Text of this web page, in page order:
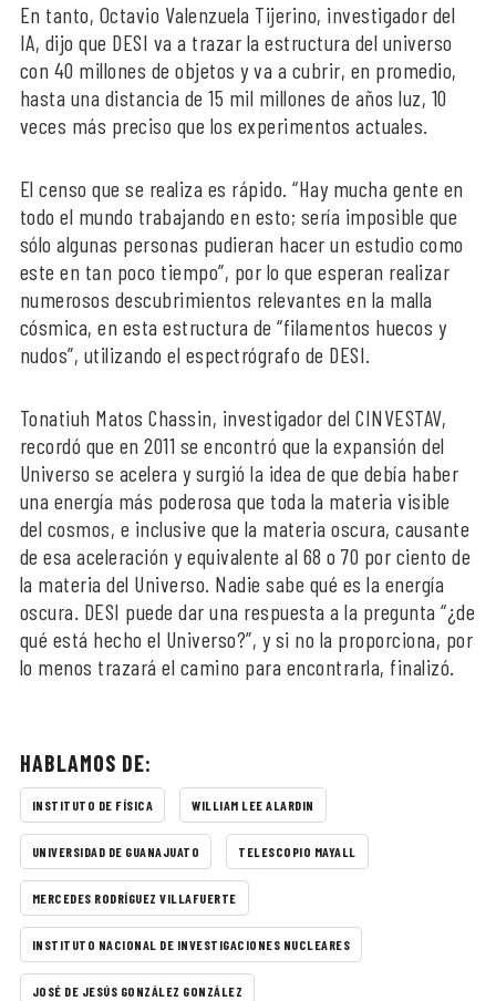
En tanto, Octavio Valenzuela Tijerino, investigador del
IA, dijo que DESI va a trazar la estructura del universo
con 40 millones de objetos y va a cubrir, en promedio,
hasta una distancia de 15 mil millones de años luz, 10
veces más preciso que los experimentos actuales.
El censo que se realiza es rápido. “Hay mucha gente en
todo el mundo trabajando en esto; sería imposible que
sólo algunas personas pudieran hacer un estudio como
este en tan poco tiempo”, por lo que esperan realizar
numerosos descubrimientos relevantes en la malla
cósmica, en esta estructura de “filamentos huecos y
nudos”, utilizando el espectrógrafo de DESI.
Tonatiuh Matos Chassin, investigador del CINVESTAV,
recordó que en 2011 se encontró que la expansión del
Universo se acelera y surgió la idea de que debía haber
una energía más poderosa que toda la materia visible
del cosmos, e inclusive que la materia oscura, causante
de esa aceleración y equivalente al 68 o 70 por ciento de
la materia del Universo. Nadie sabe qué es la energía
oscura. DESI puede dar una respuesta a la pregunta “¿de
qué está hecho el Universo?”, y si no la proporciona, por
lo menos trazará el camino para encontrarla, finalizó.
HABLAMOS DE:
INSTITUTO DE FÍSICA WILLIAM LEE ALARDIN
UNIVERSIDAD DE GUANAJUATO TELESCOPIO MAYALL
MERCEDES RODRÍGUEZ VILLAFUERTE
INSTITUTO NACIONAL DE INVESTIGACIONES NUCLEARES
JOSÉ DE JESÚS GONZÁLEZ GONZÁLEZ